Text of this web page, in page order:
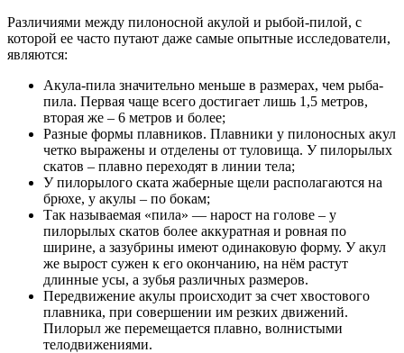
Различиями между пилоносной акулой и рыбой-пилой, с
которой ее часто путают даже самые опытные исследователи,
являются:
Акула-пила значительно меньше в размерах, чем рыба-
пила. Первая чаще всего достигает лишь 1,5 метров,
вторая же – 6 метров и более;
Разные формы плавников. Плавники у пилоносных акул
четко выражены и отделены от туловища. У пилорылых
скатов – плавно переходят в линии тела;
У пилорылого ската жаберные щели располагаются на
брюхе, у акулы – по бокам;
Так называемая «пила» — нарост на голове – у
пилорылых скатов более аккуратная и ровная по
ширине, а зазубрины имеют одинаковую форму. У акул
же вырост сужен к его окончанию, на нём растут
длинные усы, а зубья различных размеров.
Передвижение акулы происходит за счет хвостового
плавника, при совершении им резких движений.
Пилорыл же перемещается плавно, волнистыми
телодвижениями.